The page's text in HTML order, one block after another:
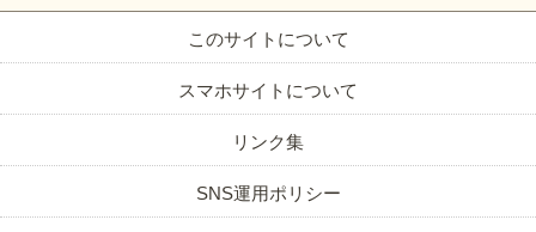
このサイトについて
スマホサイトについて
リンク集
SNS運用ポリシー